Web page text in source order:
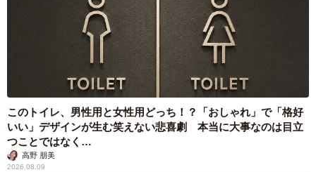
このトイレ、男性用と女性用どっち！？「おしゃれ」で「格好
いい」デザインが生む笑えない悲喜劇 本当に大事なのは目立
つことではなく…
高野 朋美
2026.08.09